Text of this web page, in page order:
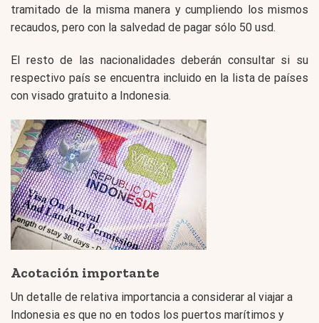
tramitado de la misma manera y cumpliendo los mismos
recaudos, pero con la salvedad de pagar sólo 50 usd.
El resto de las nacionalidades deberán consultar si su
respectivo país se encuentra incluido en la lista de países
con visado gratuito a Indonesia.
Acotación importante
Un detalle de relativa importancia a considerar al viajar a
Indonesia es que no en todos los puertos marítimos y